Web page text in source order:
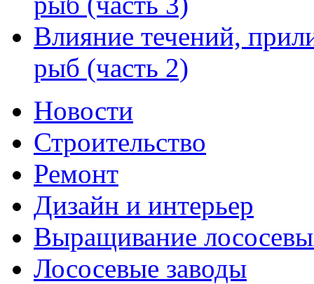
Влияние течений,
рыб (часть 2)
Новости
Строительство
Ремонт
Дизайн и интерьер
Выращивание
Лососевые заводы